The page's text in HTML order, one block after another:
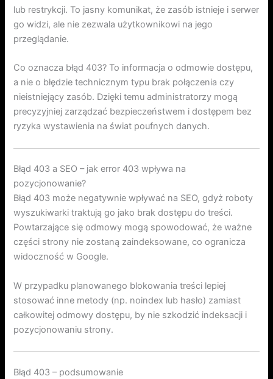
lub restrykcji. To jasny komunikat, że zasób istnieje i serwer
go widzi, ale nie zezwala użytkownikowi na jego
przeglądanie.
Co oznacza błąd 403? To informacja o odmowie dostępu,
a nie o błędzie technicznym typu brak połączenia czy
nieistniejący zasób. Dzięki temu administratorzy mogą
precyzyjniej zarządzać bezpieczeństwem i dostępem bez
ryzyka wystawienia na świat poufnych danych.
Błąd 403 a SEO – jak error 403 wpływa na
pozycjonowanie?
Błąd 403 może negatywnie wpływać na SEO, gdyż roboty
wyszukiwarki traktują go jako brak dostępu do treści.
Powtarzające się odmowy mogą spowodować, że ważne
części strony nie zostaną zaindeksowane, co ogranicza
widoczność w Google.
W przypadku planowanego blokowania treści lepiej
stosować inne metody (np. noindex lub hasło) zamiast
całkowitej odmowy dostępu, by nie szkodzić indeksacji i
pozycjonowaniu strony.
Błąd 403 – podsumowanie